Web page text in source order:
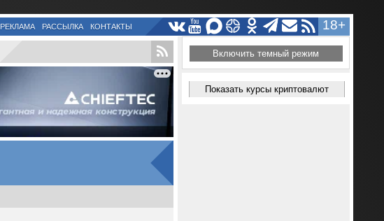
18+
РЕКЛАМА РАССЫЛКА КОНТАКТЫ
Включить темный режим
Показать курсы криптовалют